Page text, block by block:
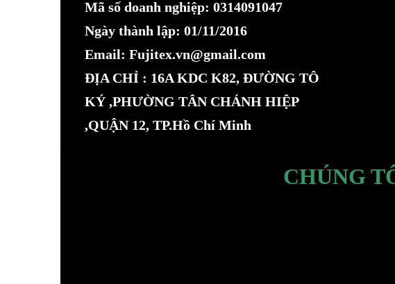
Mã số doanh nghiệp: 0314091047
Ngày thành lập: 01/11/2016
Email: Fujitex.vn@gmail.com
ĐỊA CHỈ : 16A KDC K82, ĐƯỜNG TÔ
KÝ ,PHƯỜNG TÂN CHÁNH HIỆP
,QUẬN 12, TP.Hồ Chí Minh
CHÚNG